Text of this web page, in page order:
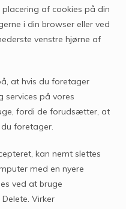
af cookies på din
i din browser eller ved
venstre hjørne af
at hvis du foretager
services på vores
fordi de forudsætter, at
foretager.
kan nemt slettes
med en nyere
ved at bruge
Virker